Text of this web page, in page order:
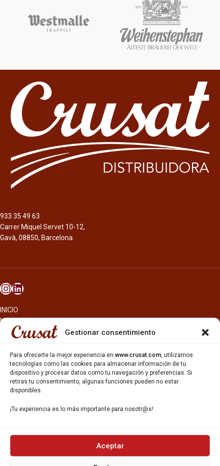
Gestionar consentimiento
Para ofrecerte la mejor experiencia en www.crusat.com, utilizamos
tecnologías como las cookies para almacenar información de tu
dispositivo y procesar datos como tu navegación y preferencias. Si
retiras tu consentimiento, algunas funciones pueden no estar
disponibles.
¡Tu experiencia es lo más importante para nosotr@s!
Aceptar
933 35 49 63
Carrer Miquel Servet 10-12,
Gavà, 08850, Barcelona.
INICIO
NOSOTROS
CERVEZAS
OTROS PRODUCTOS
REPARTO EN BARCELONA
HOSTELERÍA Y PEQUEÑA ALIMENTACIÓN
CARTAS DE CERVEZAS Y VINO
CATAS Y FORMACIONES
SERVICIO TÉCNICO
GESTIÓN DE